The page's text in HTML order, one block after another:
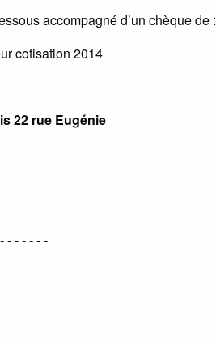
accompagné d’un chèque de :
cotisation 2014
22 rue Eugénie
- - - - - -